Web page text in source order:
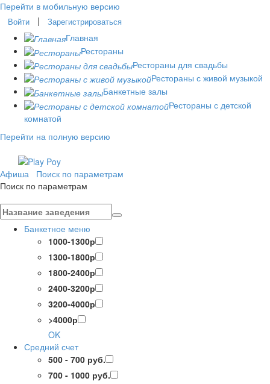
Перейти в мобильную версию
Войти | Зарегистрироваться
Главная
Рестораны
Рестораны для свадьбы
Рестораны с живой музыкой
Банкетные залы
Рестораны с детской
комнатой
Перейти на полную версию
Афиша
Поиск по параметрам
Поиск по параметрам
Банкетное меню
1000-1300р
1300-1800р
1800-2400р
2400-3200р
3200-4000р
>4000р
OK
Средний счет
500 - 700 руб.
700 - 1000 руб.